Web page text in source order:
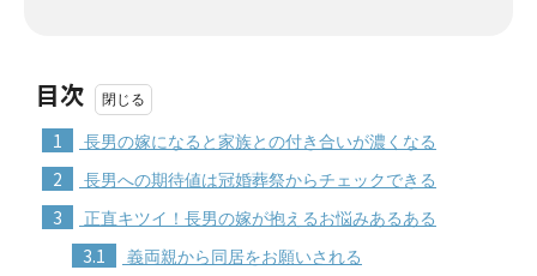
目次
1 長男の嫁になると家族との付き合いが濃くなる
2 長男への期待値は冠婚葬祭からチェックできる
3 正直キツイ！長男の嫁が抱えるお悩みあるある
3.1 義両親から同居をお願いされる